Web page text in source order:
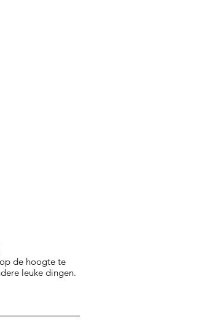
de hoogte te
leuke dingen.